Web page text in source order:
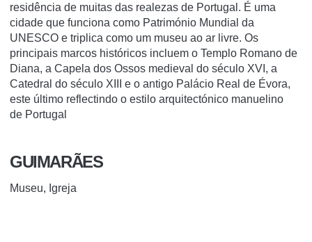
residência de muitas das realezas de Portugal. É uma
cidade que funciona como Património Mundial da
UNESCO e triplica como um museu ao ar livre. Os
principais marcos históricos incluem o Templo Romano de
Diana, a Capela dos Ossos medieval do século XVI, a
Catedral do século XIII e o antigo Palácio Real de Évora,
este último reflectindo o estilo arquitectónico manuelino
de Portugal
GUIMARÃES
Museu, Igreja